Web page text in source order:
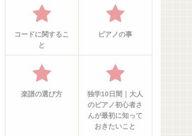
コードに関するこ
と
ピアノの事
楽譜の選び方
独学10日間｜大人
のピアノ初心者さ
んが最初に知って
おきたいこと